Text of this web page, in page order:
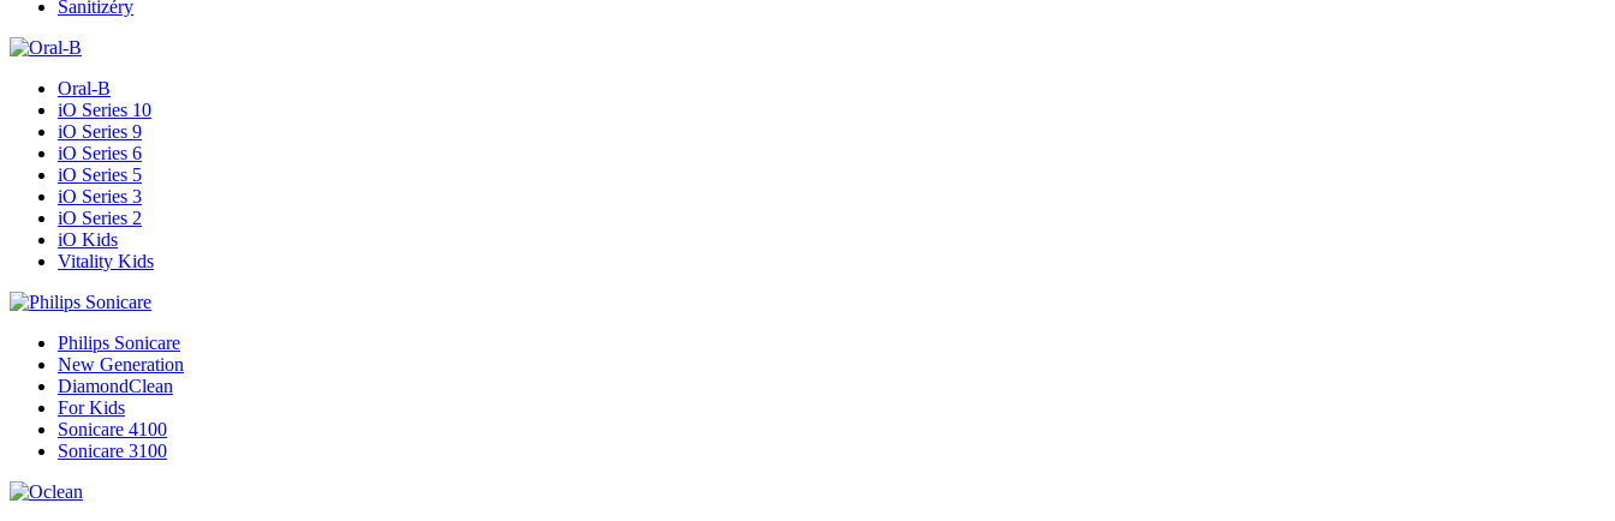
Sanitizéry
Oral-B
iO Series 10
iO Series 9
iO Series 6
iO Series 5
iO Series 3
iO Series 2
iO Kids
Vitality Kids
Philips Sonicare
New Generation
DiamondClean
For Kids
Sonicare 4100
Sonicare 3100